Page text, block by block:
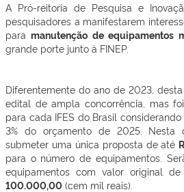
A Pró-reitoria de Pesquisa e
pesquisadores a manifestarem
paramanutenção de equipamentos
grande porte junto à FINEP.
Diferentemente do ano de 2023,
edital de ampla concorrência, mas
para cada IFES do Brasil
3% do orçamento de 2025. Nesta
submeter uma única proposta de até
para o número de equipamentos.
equipamentos com valor original
100.000,00 (cem mil reais).